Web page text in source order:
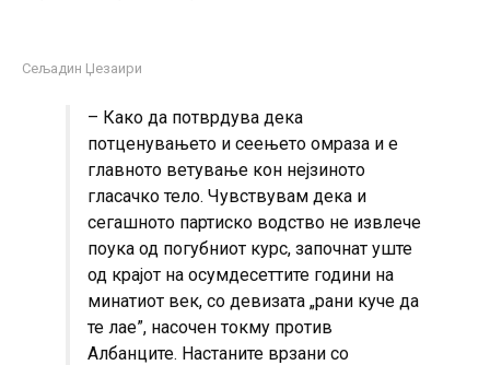
Сељадин Џезаири
– Како да потврдува дека
потценувањето и сеењето омраза и е
главното ветување кон нејзиното
гласачко тело. Чувствувам дека и
сегашното партиско водство не извлече
поука од погубниот курс, започнат уште
од крајот на осумдесеттите години на
минатиот век, со девизата „рани куче да
те лае”, насочен токму против
Албанците. Настаните врзани со